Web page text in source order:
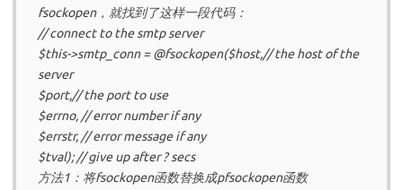
fsockopen，就找到了这样一段代码：
// connect to the smtp server
$this->smtp_conn = @fsockopen($host,// the host of the
server
$port,// the port to use
$errno, // error number if any
$errstr, // error message if any
$tval); // give up after ? secs
方法1：将fsockopen函数替换成pfsockopen函数